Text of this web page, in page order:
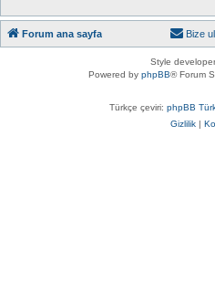
Forum ana sayfa Bize
Style
Powered by phpBB® Forum
Türkçe çeviri: phpBB
Gizlilik |